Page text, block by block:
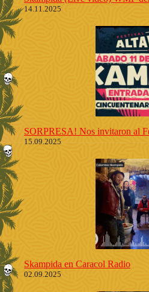
14.11.2025
SORPRESA! Nos invitaron al
15.09.2025
Skampida en Caracol Radio
02.09.2025